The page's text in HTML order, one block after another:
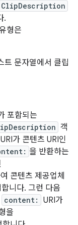
ClipDescription
.
형은
트 문자열에서 클립
포함되는
객
가 콘텐츠 URI인
을 반환하는
콘텐츠 제공업체
니다. 그런 다음
content:
URI가
을